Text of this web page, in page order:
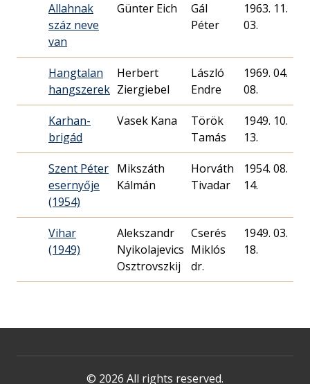
Allahnak
száz neve
van
Günter Eich
Gál
Péter
1963. 11.
03.
Hangtalan
hangszerek
Herbert
Ziergiebel
László
Endre
1969. 04.
08.
Karhan-
brigád
Vasek Kana
Török
Tamás
1949. 10.
13.
Szent Péter
esernyője
(1954)
Mikszáth
Kálmán
Horváth
Tivadar
1954. 08.
14.
Vihar
(1949)
Alekszandr
Nyikolajevics
Osztrovszkij
Cserés
Miklós
dr.
1949. 03.
18.
© 2026 All rights reserved.